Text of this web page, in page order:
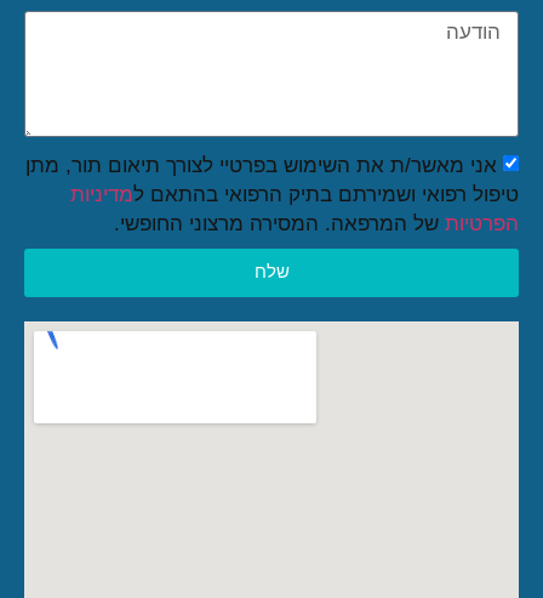
אני מאשר/ת את השימוש בפרטיי לצורך תיאום תור, מתן
טיפול רפואי ושמירתם בתיק הרפואי בהתאם למדיניות
הפרטיות של המרפאה. המסירה מרצוני החופשי.
שלח